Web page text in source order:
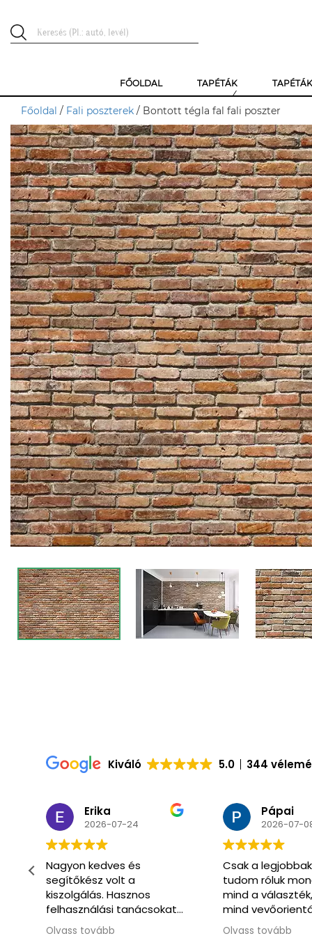
FŐOLDAL TAPÉTÁK
Főoldal / Fali poszterek / Bontott tégla fal fali poszter
Kiváló 5.0 344
Pápai
2026-07-08
Csak a legjobbakat
tudom róluk mondani
mind a választék,
mind vevőorientáltság
téren.
Olvass tovább
Csaba
2026-07-
Már másodszor
vásároltunk itt.
Óriási választék és
hozzáértő
kiszolgálás.
Olvass tovább